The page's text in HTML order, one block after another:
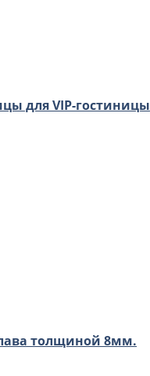
для VIP-гостиницы
толщиной 8мм.